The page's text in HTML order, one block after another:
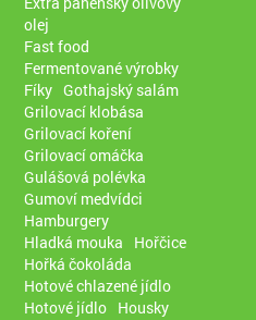
olej
Fast food
Fermentované výrobky
Fíky Gothajský salám
Grilovací klobása
Grilovací koření
Grilovací omáčka
Gulášová polévka
Gumoví medvídci
Hamburgery
Hladká mouka
Hořčice
Hořká čokoláda
Hotové chlazené jídlo
Hotové jídlo Housky